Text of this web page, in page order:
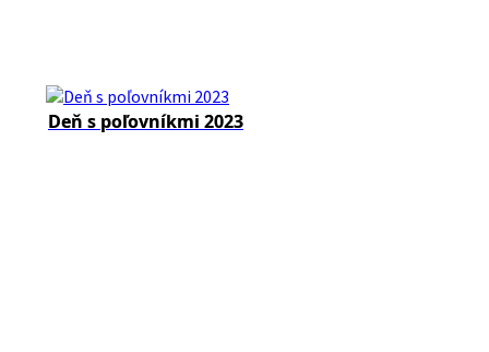
Deň s poľovníkmi 2023